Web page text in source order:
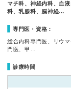
マチ科、神経内科、血
科、乳腺科、脳神経…
専門医・資格：
総合内科専門医、リウ
門医、甲…
診療時間